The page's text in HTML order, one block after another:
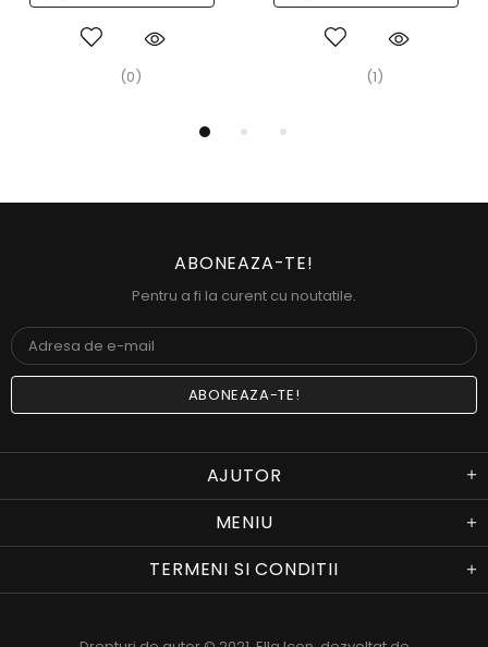
(0) (1)
ABONEAZA-TE!
Pentru a fi la curent cu noutatile.
AJUTOR
MENIU
TERMENI SI CONDITII